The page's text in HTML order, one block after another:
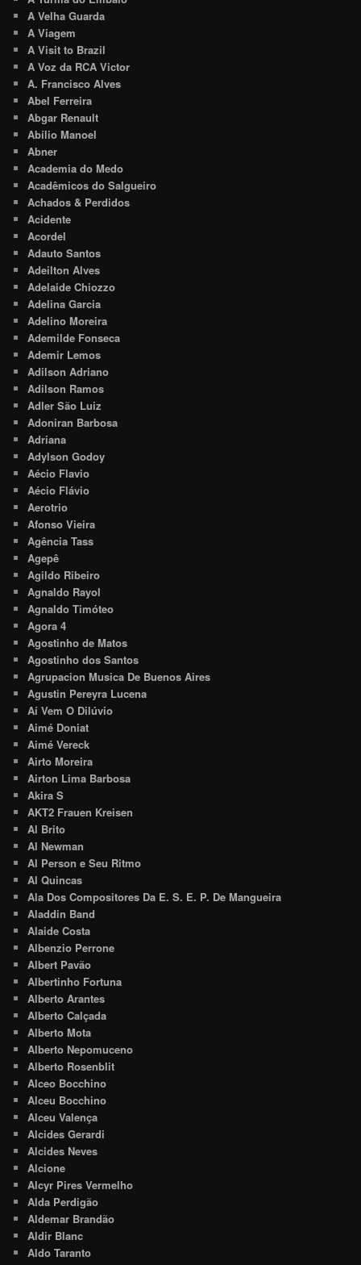
A Velha Guarda
A Viagem
A Visit to Brazil
A Voz da RCA Victor
A. Francisco Alves
Abel Ferreira
Abgar Renault
Abílio Manoel
Abner
Academia do Medo
Acadêmicos do Salgueiro
Achados & Perdidos
Acidente
Acordel
Adauto Santos
Adeilton Alves
Adelaide Chiozzo
Adelina Garcia
Adelino Moreira
Ademilde Fonseca
Ademir Lemos
Adilson Adriano
Adilson Ramos
Adler São Luiz
Adoniran Barbosa
Adriana
Adylson Godoy
Aécio Flavio
Aécio Flávio
Aerotrio
Afonso Vieira
Agência Tass
Agepê
Agildo Ribeiro
Agnaldo Rayol
Agnaldo Timóteo
Agora 4
Agostinho de Matos
Agostinho dos Santos
Agrupacion Musica De Buenos Aires
Agustin Pereyra Lucena
Aí Vem O Dilúvio
Aimé Doniat
Aimé Vereck
Airto Moreira
Airton Lima Barbosa
Akira S
AKT2 Frauen Kreisen
Al Brito
Al Newman
Al Person e Seu Ritmo
Al Quincas
Ala Dos Compositores Da E. S. E. P. De Mangueira
Aladdin Band
Alaide Costa
Albenzio Perrone
Albert Pavão
Albertinho Fortuna
Alberto Arantes
Alberto Calçada
Alberto Mota
Alberto Nepomuceno
Alberto Rosenblit
Alceo Bocchino
Alceu Bocchino
Alceu Valença
Alcides Gerardi
Alcides Neves
Alcione
Alcyr Pires Vermelho
Alda Perdigão
Aldemar Brandão
Aldir Blanc
Aldo Taranto